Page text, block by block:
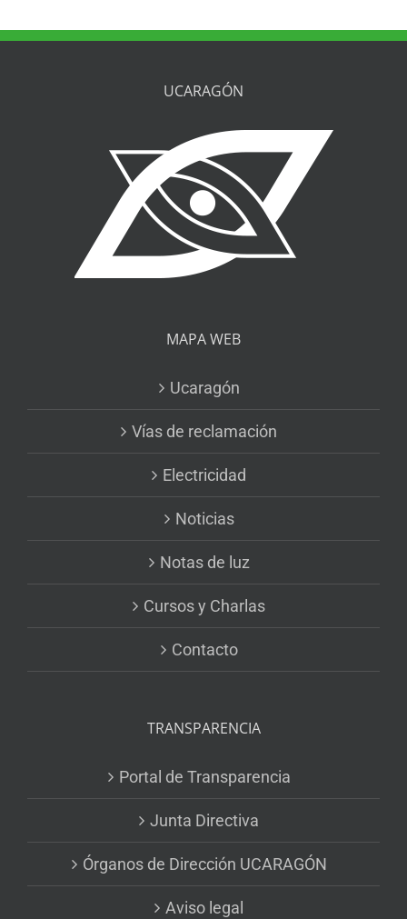
UCARAGÓN
MAPA WEB
Ucaragón
Vías de reclamación
Electricidad
Noticias
Notas de luz
Cursos y Charlas
Contacto
TRANSPARENCIA
Portal de Transparencia
Junta Directiva
Órganos de Dirección UCARAGÓN
Aviso legal